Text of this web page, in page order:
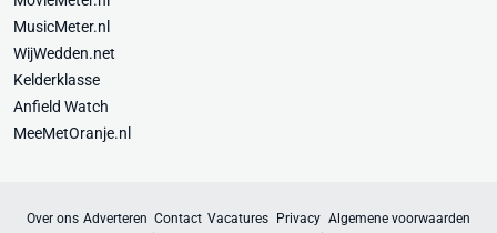
MusicMeter.nl
WijWedden.net
Kelderklasse
Anfield Watch
MeeMetOranje.nl
Over ons Adverteren Contact Vacatures Privacy Algemene voorwaarden